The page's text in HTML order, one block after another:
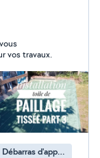
tarif
gratuit, pas
vos travaux.
Débarras d'appartement